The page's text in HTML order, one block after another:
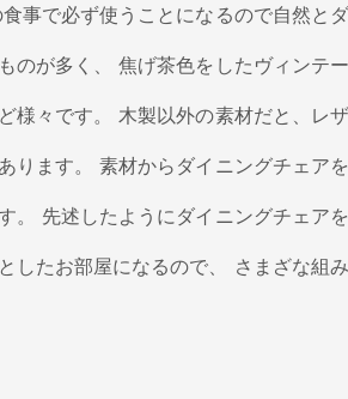
事で必ず使うことになるので自然と
のが多く、 焦げ茶色をしたヴィンテ
様々です。 木製以外の素材だと、レ
ります。 素材からダイニングチェア
。 先述したようにダイニングチェア
したお部屋になるので、 さまざな組